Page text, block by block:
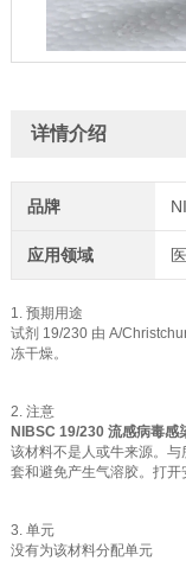
详情介绍
品牌
应用领域
1. 预期用途
试剂 19/230 由 A/
冻干燥。
2. 注意
NIBSC 19/230 流感病毒感
该材料不是人或牛来源。
套和避免产生气溶胶。打
3. 单元
没有为该材料分配单元